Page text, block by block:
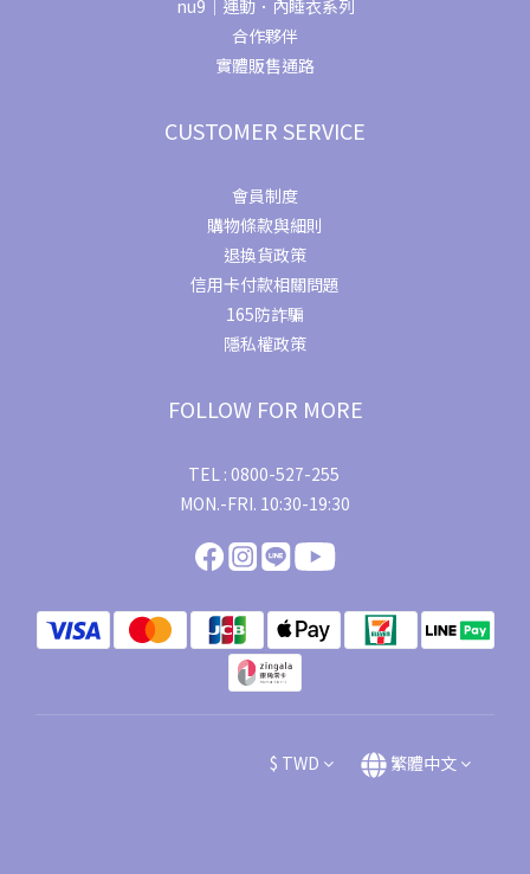
nu9｜運動．內睡衣系列
合作夥伴
實體販售通路
CUSTOMER SERVICE
會員制度
購物條款與細則
退換貨政策
信用卡付款相關問題
165防詐騙
隱私權政策
FOLLOW FOR MORE
TEL : 0800-527-255
MON.-FRI. 10:30-19:30
$ TWD 繁體中文